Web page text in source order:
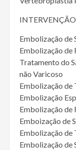
Embolização de
Embolização de
Tratamento do
não Varicoso
Embolização
Embolização
Embolização de
Emboização de
Embolização de
Embolização de